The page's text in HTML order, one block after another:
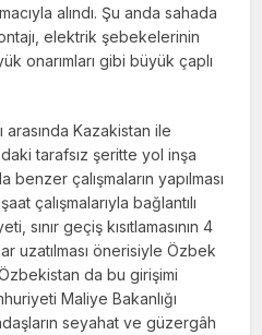
alındı. Şu anda sahada
elektrik şebekelerinin
onarımları gibi büyük çaplı
arasında Kazakistan ile
tarafsız şeritte yol inşa
çalışmaların yapılması
çalışmalarıyla bağlantılı
sınır geçiş kısıtlamasının 4
uzatılması önerisiyle Özbek
da bu girişimi
Maliye Bakanlığı
seyahat ve güzergâh